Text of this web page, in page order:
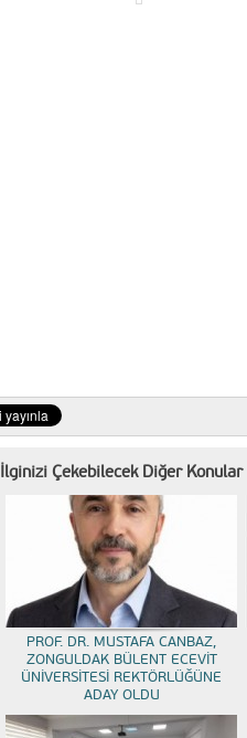
İlginizi Çekebilecek Diğer Konular
PROF. DR. MUSTAFA CANBAZ,
ZONGULDAK BÜLENT ECEVİT
ÜNİVERSİTESİ REKTÖRLÜĞÜNE
ADAY OLDU